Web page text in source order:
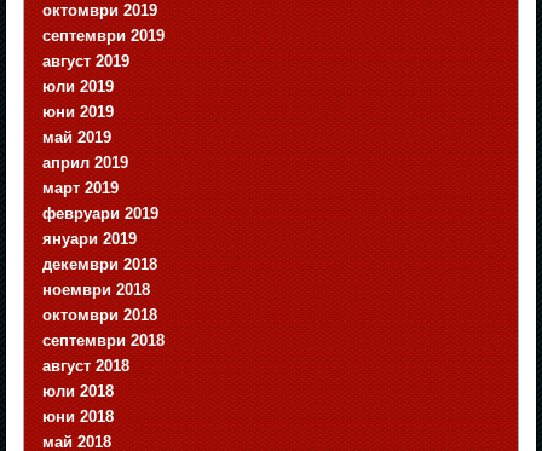
октомври 2019
септември 2019
август 2019
юли 2019
юни 2019
май 2019
април 2019
март 2019
февруари 2019
януари 2019
декември 2018
ноември 2018
октомври 2018
септември 2018
август 2018
юли 2018
юни 2018
май 2018